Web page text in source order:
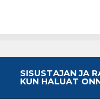
SISUSTAJAN JA
KUN HALUAT